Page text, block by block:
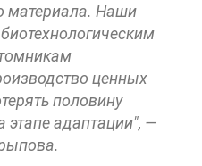
материала. Наши
ценных
половину
этапе адаптации", —